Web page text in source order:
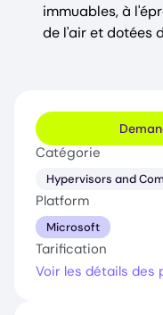
immuables, à
de l'air et dotées
Catégorie
Hypervisors and
Platform
Microsoft
Tarification
Voir les détails des